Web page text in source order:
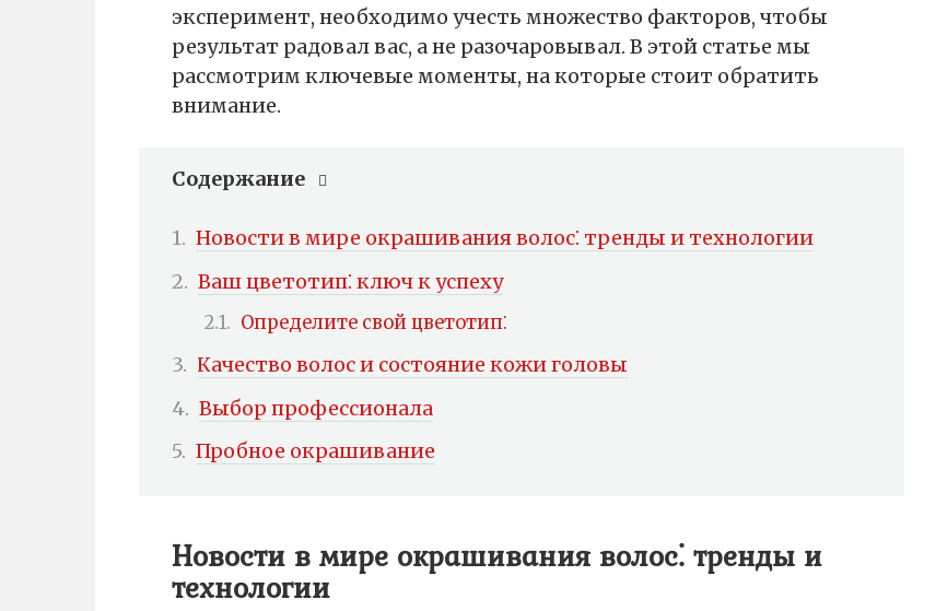
эксперимент, необходимо учесть множество факторов, чтобы
результат радовал вас, а не разочаровывал. В этой статье мы
рассмотрим ключевые моменты, на которые стоит обратить
внимание.
Содержание
Новости в мире окрашивания волос⁚ тренды и технологии
Ваш цветотип⁚ ключ к успеху
Определите свой цветотип⁚
Качество волос и состояние кожи головы
Выбор профессионала
Пробное окрашивание
Новости в мире окрашивания волос⁚ тренды и
технологии